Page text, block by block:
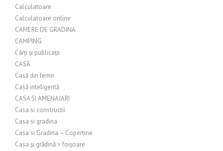
Calculatoare
Calculatoare online
CAMERE DE GRADINA
CAMPING
Cărți și publicații
CASĂ
Casă din lemn
Casă inteligentă
CASA SI AMENAJARI
Casa si constructii
Casa si gradina
Casa si Gradina – Copertine
Casa și grădină > foișoare